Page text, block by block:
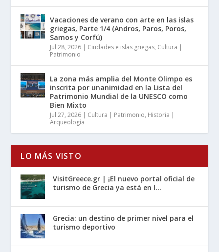
Vacaciones de verano con arte en las islas
griegas, Parte 1/4 (Andros, Paros, Poros,
Samos y Corfú)
Jul 28, 2026 | Ciudades e islas griegas, Cultura |
Patrimonio
La zona más amplia del Monte Olimpo es
inscrita por unanimidad en la Lista del
Patrimonio Mundial de la UNESCO como
Bien Mixto
Jul 27, 2026 | Cultura | Patrimonio, Historia |
Arqueología
LO MÁS VISTO
VisitGreece.gr | ¡El nuevo portal oficial de
turismo de Grecia ya está en l...
Grecia: un destino de primer nivel para el
turismo deportivo